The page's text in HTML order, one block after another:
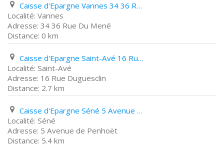
Caisse d'Epargne Vannes 34 36 Rue Du Mené
Vannes
34 36 Rue Du Mené
0 km
Caisse d'Epargne Saint-Avé 16 Rue Duguesclin
Saint-Avé
16 Rue Duguesclin
2.7 km
Caisse d'Epargne Séné 5 Avenue de Penhoët
Séné
5 Avenue de Penhoët
5.4 km